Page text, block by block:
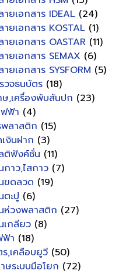
ายเอกสาร IDEAL (24)
ายเอกสาร KOSTAL (1)
ายเอกสาร OASTAR (11)
ายเอกสาร SEMAX (6)
ายเอกสาร SYSFORM (5)
วจธนบัตร (18)
ษ,เครื่องพับสันปก (23)
ฟ้า (4)
ลาสติก (15)
งินฝาก (3)
ติฟังค์ชั่น (11)
กาว,ไสกาว (7)
ขดลวด (19)
ตะปู (6)
นห่วงพลาสติก (27)
เกลียว (8)
ฟ้า (18)
,เคลือบยูวี (50)
าษระบบมือโยก (72)